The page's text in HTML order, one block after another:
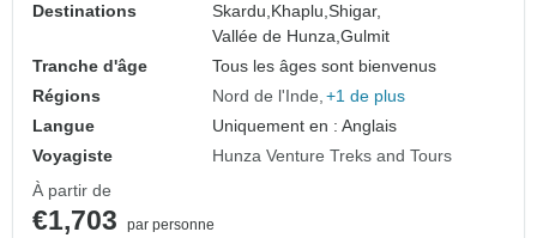
Destinations
Skardu,Khaplu,Shigar,
Vallée de Hunza,Gulmit
Tranche d'âge
Tous les âges sont bienvenus
Régions
Nord de l'Inde +1 de plus
Langue
Uniquement en : Anglais
Voyagiste
Hunza Venture Treks and Tours
À partir de
€1,703
par personne